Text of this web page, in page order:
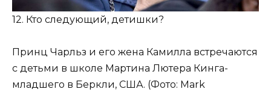
12. Кто следующий, детишки?
Принц Чарльз и его жена Камилла встречаются
с детьми в школе Мартина Лютера Кинга-
младшего в Беркли, США. (Фото: Mark